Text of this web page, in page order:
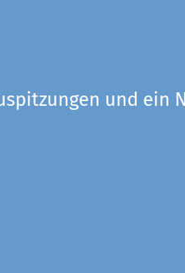
und ein